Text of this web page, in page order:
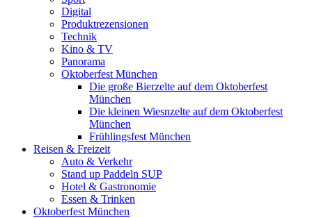
Digital
Produktrezensionen
Technik
Kino & TV
Panorama
Oktoberfest München
Die große Bierzelte auf dem Oktoberfest
München
Die kleinen Wiesnzelte auf dem Oktoberfest
München
Frühlingsfest München
Reisen & Freizeit
Auto & Verkehr
Stand up Paddeln SUP
Hotel & Gastronomie
Essen & Trinken
Oktoberfest München